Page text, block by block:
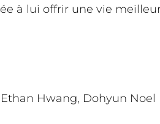
à lui offrir une vie
Hwang, Dohyun